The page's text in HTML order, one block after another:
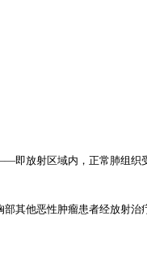
即放射区域内，正常肺组织
部其他恶性肿瘤患者经放射治